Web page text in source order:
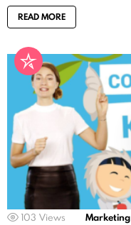
READ MORE
103 Views Marketing